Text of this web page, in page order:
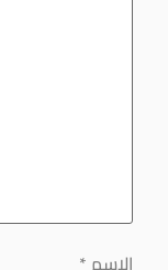
الاسم*